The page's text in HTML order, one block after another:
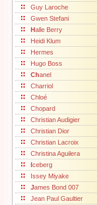
Guy Laroche
Gwen Stefani
Halle Berry
Heidi Klum
Hermes
Hugo Boss
Chanel
Charriol
Chloé
Chopard
Christian Audigier
Christian Dior
Christian Lacroix
Christina Aguilera
Iceberg
Issey Miyake
James Bond 007
Jean Paul Gaultier